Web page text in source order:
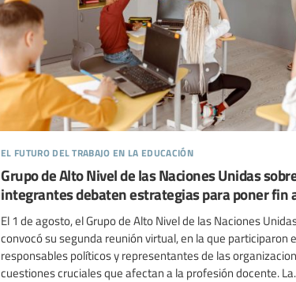
el futuro del trabajo en la educación
Grupo de Alto Nivel de las Naciones Unidas
integrantes debaten estrategias para poner fin
El 1 de agosto, el Grupo de Alto Nivel de las Naciones
convocó su segunda reunión virtual, en la que participaron
responsables políticos y representantes de las
cuestiones cruciales que afectan a la profesión docente.